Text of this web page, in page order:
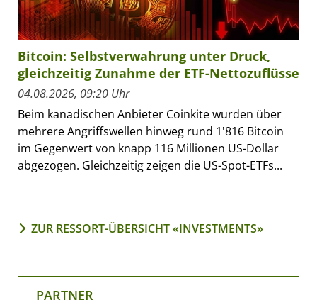
Bitcoin: Selbstverwahrung unter Druck,
gleichzeitig Zunahme der ETF-Nettozuflüsse
04.08.2026, 09:20 Uhr
Beim kanadischen Anbieter Coinkite wurden über
mehrere Angriffswellen hinweg rund 1'816 Bitcoin
im Gegenwert von knapp 116 Millionen US-Dollar
abgezogen. Gleichzeitig zeigen die US-Spot-ETFs...
ZUR RESSORT-ÜBERSICHT «INVESTMENTS»
PARTNER